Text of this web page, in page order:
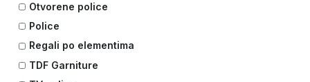
Otvorene police
Police
Regali po elementima
TDF Garniture